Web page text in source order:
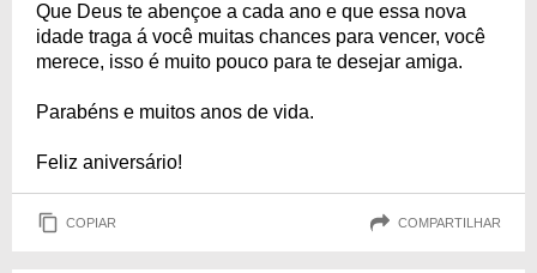
Que Deus te abençoe a cada ano e que essa nova
idade traga á você muitas chances para vencer, você
merece, isso é muito pouco para te desejar amiga.
Parabéns e muitos anos de vida.
Feliz aniversário!
COPIAR COMPARTILHAR